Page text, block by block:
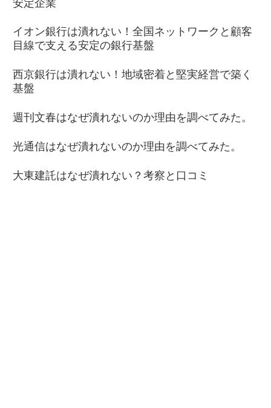
安定企業
イオン銀行は潰れない！全国ネットワークと顧客
目線で支える安定の銀行基盤
西京銀行は潰れない！地域密着と堅実経営で築く
基盤
週刊文春はなぜ潰れないのか理由を調べてみた。
光通信はなぜ潰れないのか理由を調べてみた。
大東建託はなぜ潰れない？考察と口コミ